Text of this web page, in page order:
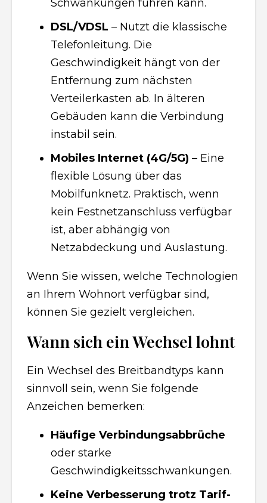
Schwankungen führen kann.
DSL/VDSL – Nutzt die klassische
Telefonleitung. Die
Geschwindigkeit hängt von der
Entfernung zum nächsten
Verteilerkasten ab. In älteren
Gebäuden kann die Verbindung
instabil sein.
Mobiles Internet (4G/5G) – Eine
flexible Lösung über das
Mobilfunknetz. Praktisch, wenn
kein Festnetzanschluss verfügbar
ist, aber abhängig von
Netzabdeckung und Auslastung.
Wenn Sie wissen, welche Technologien
an Ihrem Wohnort verfügbar sind,
können Sie gezielt vergleichen.
Wann sich ein Wechsel lohnt
Ein Wechsel des Breitbandtyps kann
sinnvoll sein, wenn Sie folgende
Anzeichen bemerken:
Häufige Verbindungsabbrüche
oder starke
Geschwindigkeitsschwankungen.
Keine Verbesserung trotz Tarif-